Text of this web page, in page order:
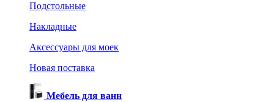
Подстольные
Накладные
Аксессуары для моек
Новая поставка
Мебель для ванн